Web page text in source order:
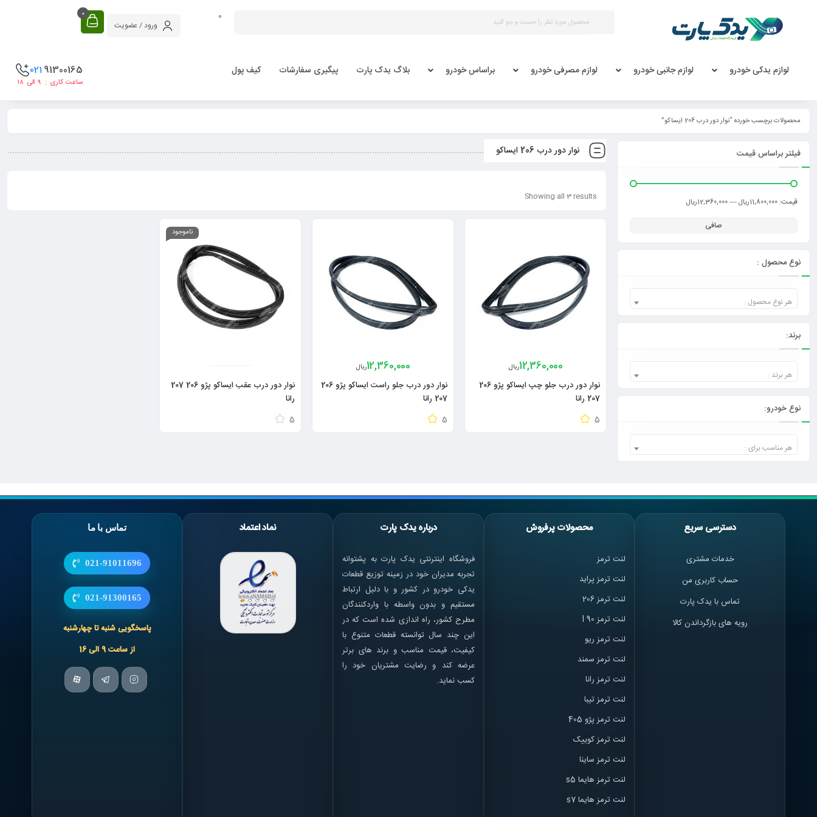
0
ورود / عضویت
0
لوازم یدکی خودرو لوازم جانبی خودرو لوازم مصرفی خودرو براساس خودرو بلاگ یدک پارت پیگیری سفارشات کیف پول 91300165
021
ساعت کاری : ۹ الی ۱۸
محصولات برچسب خورده “نوار دور درب 206 ایساکو”
نوار دور درب 206 ایساکو
Showing all 3 results
12,360,000ریال
نوار دور درب جلو چپ ایساکو پژو 206
207 رانا
5
12,360,000ریال
نوار دور درب جلو راست ایساکو پژو 206
207 رانا
5
ناموجود
نوار دور درب عقب ایساکو پژو 206 207
رانا
5
فیلتر براساس قیمت
صافی
قيمت: 11,800,000ریال —12,360,000ریال
نوع محصول :
هر نوع محصول :
برند:
هر برند :
نوع خودرو:
هر مناسب برای :
دسترسی سریع
خدمات مشتری
حساب کاربری من
تماس با یدک پارت
رویه های بازگرداندن کالا
محصولات پرفروش
لنت ترمز
لنت ترمز پراید
لنت ترمز 206
لنت ترمز l 90
لنت ترمز ریو
لنت ترمز سمند
لنت ترمز رانا
لنت ترمز تیبا
لنت ترمز پژو 405
لنت ترمز کوییک
لنت ترمز ساینا
لنت ترمز هایما s5
لنت ترمز هایما s7
درباره یدک پارت
فروشگاه اینترنتی یدک پارت به پشتوانه
تجربه مدیران خود در زمینه توزیع قطعات
یدکی خودرو در کشور و با دلیل ارتباط
مستقیم و بدون واسطه با واردکنندگان
مطرح کشور، راه اندازی شده است که در
این چند سال توانسته قطعات متنوع با
کیفیت، قیمت مناسب و برند های برتر
عرضه کند و رضایت مشتریان خود را
کسب نماید.
نماد اعتماد تماس با ما
021-91011696
021-91300165
پاسخگویی شنبه تا چهارشنبه
از ساعت 9 الی 16